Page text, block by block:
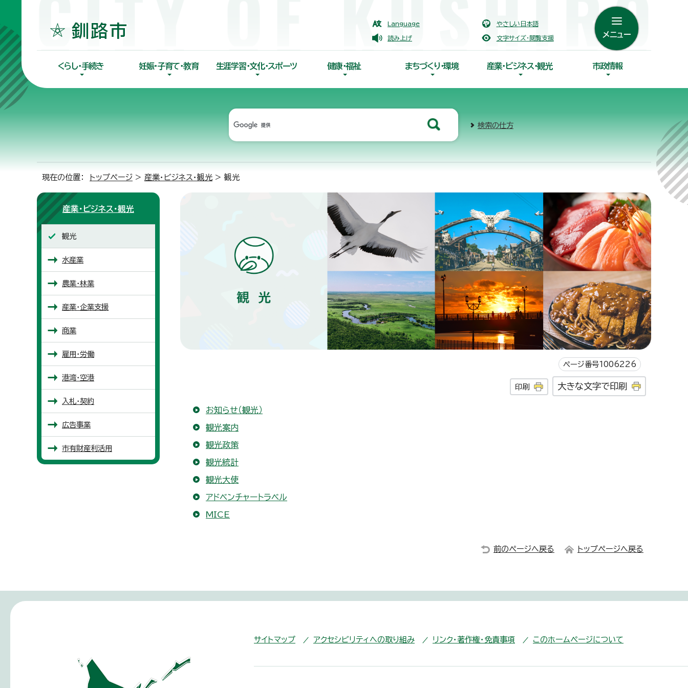
Language やさしい日本語
読み上げ 文字サイズ・閲覧支援 メニュー
くらし・手続き 妊娠・子育て・教育 生涯学習・文化・スポーツ 健康・福祉 まちづくり・環境 産業・ビジネス・観光 市政情報
検索の仕方
現在の位置： トップページ > 産業・ビジネス・観光 > 観光
ページ番号1006226
印刷 大きな文字で印刷
お知らせ（観光）
観光案内
観光政策
観光統計
観光大使
アドベンチャートラベル
MICE
産業・ビジネス・観光
観光
水産業
農業・林業
産業・企業支援
商業
雇用・労働
港湾・空港
入札・契約
広告事業
市有財産利活用
前のページへ戻る トップページへ戻る
サイトマップ アクセシビリティへの取り組み リンク・著作権・免責事項 このホームページについて